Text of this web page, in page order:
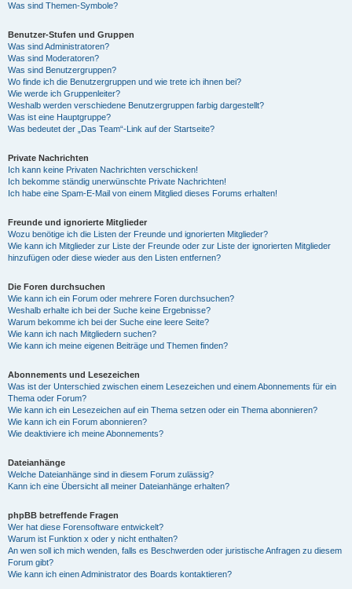
Was sind Themen-Symbole?
Benutzer-Stufen und Gruppen
Was sind Administratoren?
Was sind Moderatoren?
Was sind Benutzergruppen?
Wo finde ich die Benutzergruppen und wie trete ich ihnen bei?
Wie werde ich Gruppenleiter?
Weshalb werden verschiedene Benutzergruppen farbig dargestellt?
Was ist eine Hauptgruppe?
Was bedeutet der „Das Team“-Link auf der Startseite?
Private Nachrichten
Ich kann keine Privaten Nachrichten verschicken!
Ich bekomme ständig unerwünschte Private Nachrichten!
Ich habe eine Spam-E-Mail von einem Mitglied dieses Forums erhalten!
Freunde und ignorierte Mitglieder
Wozu benötige ich die Listen der Freunde und ignorierten Mitglieder?
Wie kann ich Mitglieder zur Liste der Freunde oder zur Liste der ignorierten Mitglieder
hinzufügen oder diese wieder aus den Listen entfernen?
Die Foren durchsuchen
Wie kann ich ein Forum oder mehrere Foren durchsuchen?
Weshalb erhalte ich bei der Suche keine Ergebnisse?
Warum bekomme ich bei der Suche eine leere Seite?
Wie kann ich nach Mitgliedern suchen?
Wie kann ich meine eigenen Beiträge und Themen finden?
Abonnements und Lesezeichen
Was ist der Unterschied zwischen einem Lesezeichen und einem Abonnements für ein
Thema oder Forum?
Wie kann ich ein Lesezeichen auf ein Thema setzen oder ein Thema abonnieren?
Wie kann ich ein Forum abonnieren?
Wie deaktiviere ich meine Abonnements?
Dateianhänge
Welche Dateianhänge sind in diesem Forum zulässig?
Kann ich eine Übersicht all meiner Dateianhänge erhalten?
phpBB betreffende Fragen
Wer hat diese Forensoftware entwickelt?
Warum ist Funktion x oder y nicht enthalten?
An wen soll ich mich wenden, falls es Beschwerden oder juristische Anfragen zu diesem
Forum gibt?
Wie kann ich einen Administrator des Boards kontaktieren?